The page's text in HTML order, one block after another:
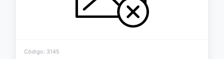
Código: 3145